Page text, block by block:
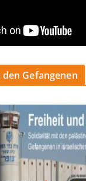
Gefangenen